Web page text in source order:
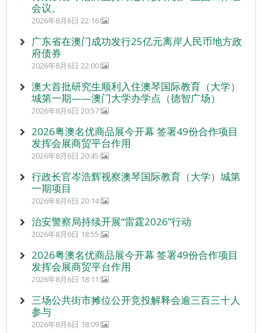
会议。
2026年8月6日 22:16
广东省在澳门成功发行25亿元离岸人民币地方政
府债券
2026年8月6日 22:00
澳大首批研究生顺利入住澳琴国际教育（大学）
城第一期——澳门大学办学点（德智广场）
2026年8月6日 20:57
2026粤澳名优商品展今开幕 签署49份合作项目
发挥会展商贸平台作用
2026年8月6日 20:45
行政长官岑浩辉视察澳琴国际教育（大学）城第
一期项目
2026年8月6日 20:14
治安警察局持续开展“雷霆2026”行动
2026年8月6日 18:55
2026粤澳名优商品展今开幕 签署49份合作项目
发挥会展商贸平台作用
2026年8月6日 18:11
三场公共街市摊位公开竞投解释会逾三百三十人
参与
2026年8月6日 18:09